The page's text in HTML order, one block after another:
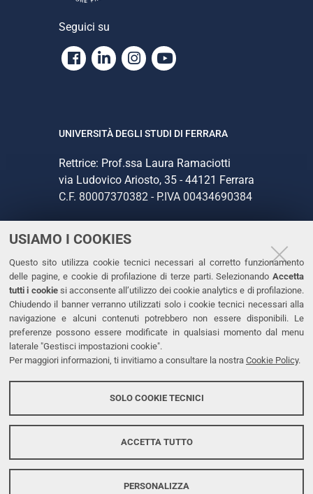
USIAMO I COOKIES
Questo sito utilizza cookie tecnici necessari al corretto funzionamento
delle pagine, e cookie di profilazione di terze parti. Selezionando Accetta
tutti i cookiesi acconsente all’utilizzo dei cookie analytics e di profilazione.
Chiudendo il banner verranno utilizzati solo i cookie tecnici necessari alla
navigazione e alcuni contenuti potrebbero non essere disponibili. Le
preferenze possono essere modificate in qualsiasi momento dal menu
laterale "Gestisci impostazioni cookie".
Per maggiori informazioni, ti invitiamo a consultare la nostra Cookie Policy.
SOLO COOKIE TECNICI
ACCETTA TUTTO
PERSONALIZZA
Seguici su
Facebook
LinkedinInstagram
Youtube
UNIVERSITÀ DEGLI STUDI DI FERRARA
Rettrice: Prof.ssa Laura Ramaciotti
via Ludovico Ariosto, 35 - 44121 Ferrara
C.F. 80007370382 - P.IVA 00434690384
CONTATTI
Tel. +39 0532 293111
Fax. +39 0532 293031
PEC
LINKS
Dichiarazione di accessibilità
Protezione dati personali